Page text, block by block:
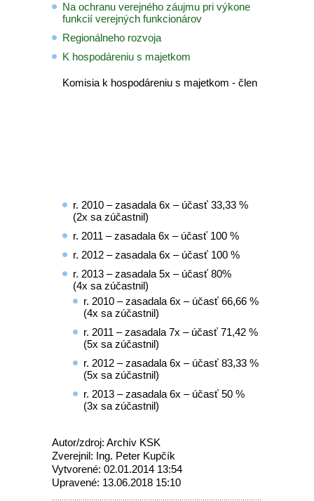
Na ochranu verejného záujmu pri výkone
funkcií verejných funkcionárov
Regionálneho rozvoja
K hospodáreniu s majetkom
Komisia k hospodáreniu s majetkom - člen
r. 2010 – zasadala 6x – účasť 33,33 %
(2x sa zúčastnil)
r. 2011 – zasadala 6x – účasť 100 %
r. 2012 – zasadala 6x – účasť 100 %
r. 2013 – zasadala 5x – účasť 80%
(4x sa zúčastnil)
r. 2010 – zasadala 6x – účasť 66,66 %
(4x sa zúčastnil)
r. 2011 – zasadala 7x – účasť 71,42 %
(5x sa zúčastnil)
r. 2012 – zasadala 6x – účasť 83,33 %
(5x sa zúčastnil)
r. 2013 – zasadala 6x – účasť 50 %
(3x sa zúčastnil)
Autor/zdroj: Archív KSK
Zverejnil: Ing. Peter Kupčík
Vytvorené: 02.01.2014 13:54
Upravené: 13.06.2018 15:10